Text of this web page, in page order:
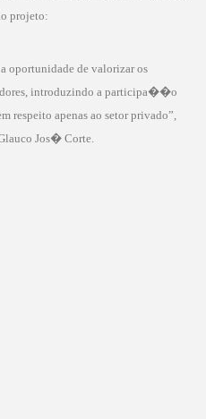
projeto:
de valorizar os
introduzindo a participa��o
respeito apenas ao setor privado”,
Jos� Corte.